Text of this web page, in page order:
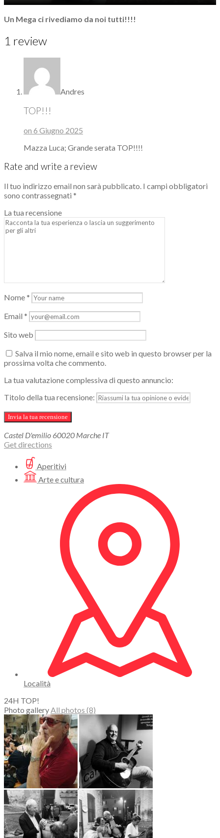
Un Mega ci rivediamo da noi tutti!!!!
1 review
Andres
TOP!!!
on 6 Giugno 2025
Mazza Luca; Grande serata TOP!!!!
Rate and write a review
Il tuo indirizzo email non sarà pubblicato. I campi obbligatori
sono contrassegnati *
La tua recensione
Nome*
Email *
Sito web
Salva il mio nome, email e sito web in questo browser per la
prossima volta che commento.
La tua valutazione complessiva di questo annuncio:
Titolo della tua recensione:
Castel D'emilio 60020 Marche IT
Get directions
Aperitivi
Arte e cultura
Località
24H TOP!
Photo galleryAll photos (8)